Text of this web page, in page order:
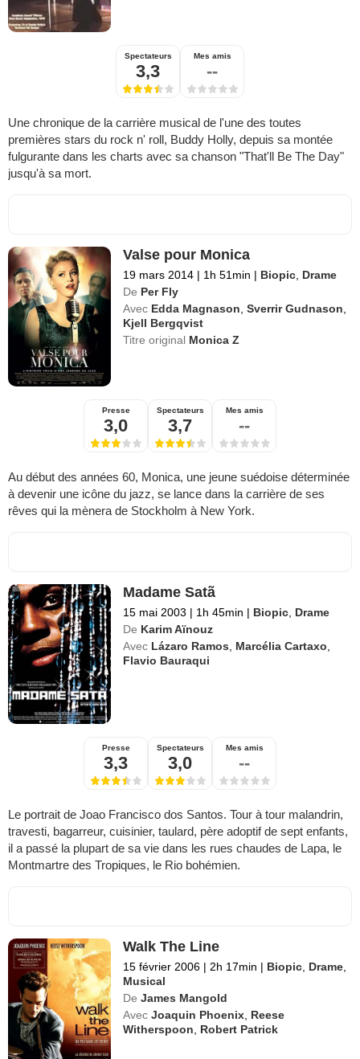
Spectateurs
3,3
Mes amis
--
Une chronique de la carrière musical de l'une des toutes
premières stars du rock n' roll, Buddy Holly, depuis sa montée
fulgurante dans les charts avec sa chanson "That'll Be The Day"
jusqu'à sa mort.
Valse pour Monica
19 mars 2014 | 1h 51min | Biopic Drame
De Per Fly
Avec Edda Magnason ,Sverrir Gudnason
Kjell Bergqvist
Titre original Monica Z
Presse
3,0
Spectateurs
3,7
Mes amis
--
Au début des années 60, Monica, une jeune suédoise déterminée
à devenir une icône du jazz, se lance dans la carrière de ses
rêves qui la mènera de Stockholm à New York.
Madame Satã
15 mai 2003 | 1h 45min | Biopic Drame
De Karim Aïnouz
Avec Lázaro Ramos Marcélia Cartaxo
Flavio Bauraqui
Presse
3,3
Spectateurs
3,0
Mes amis
--
Le portrait de Joao Francisco dos Santos. Tour à tour malandrin,
travesti, bagarreur, cuisinier, taulard, père adoptif de sept enfants,
il a passé la plupart de sa vie dans les rues chaudes de Lapa, le
Montmartre des Tropiques, le Rio bohémien.
Walk The Line
15 février 2006 | 2h 17min | Biopic Drame
Musical
De James Mangold
Avec Joaquin Phoenix Reese
Witherspoon
Robert Patrick